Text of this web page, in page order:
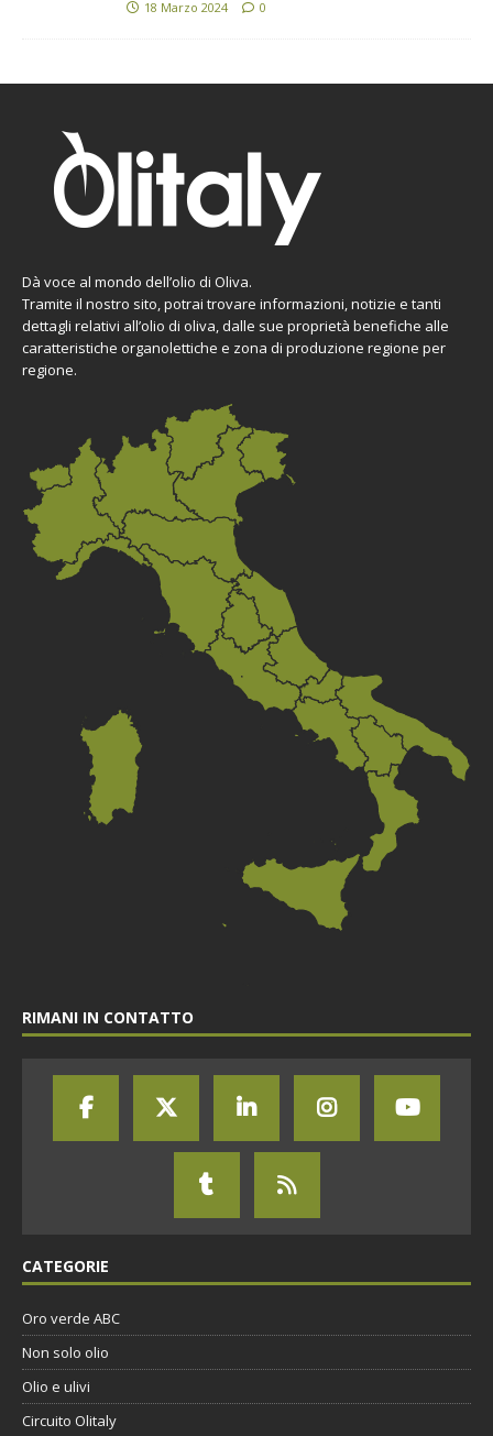
18 Marzo 2024 0
Dà voce al mondo dell’olio di Oliva.
Tramite il nostro sito, potrai trovare informazioni, notizie e tanti
dettagli relativi all’olio di oliva, dalle sue proprietà benefiche alle
caratteristiche organolettiche e zona di produzione regione per
regione.
RIMANI IN CONTATTO
CATEGORIE
Oro verde ABC
Non solo olio
Olio e ulivi
Circuito Olitaly